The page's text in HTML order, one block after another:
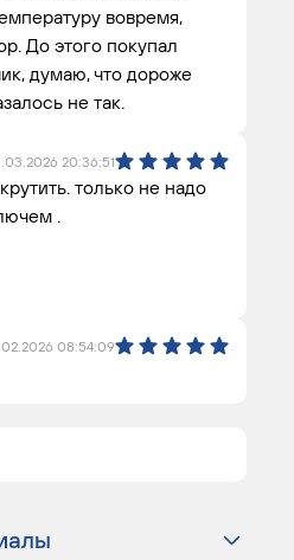
вовремя,
До этого покупал
думаю, что дороже
не так.
20:36:51
только не надо
.
08:54:09